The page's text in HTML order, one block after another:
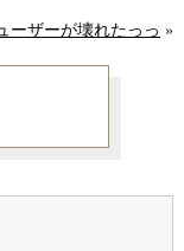
ーザーが壊れたっっ »